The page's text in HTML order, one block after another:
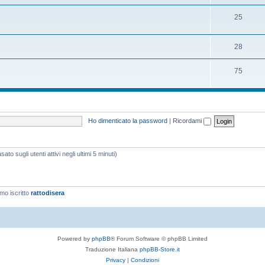
25
28
75
Ho dimenticato la password | Ricordami
sugli utenti attivi negli ultimi 5 minuti)
iscritto rattodisera
Powered by phpBB® Forum Software © phpBB Limited
Traduzione Italiana phpBB-Store.it
Privacy | Condizioni